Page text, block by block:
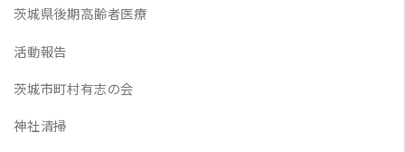
茨城県後期高齢者医療
活動報告
茨城市町村有志の会
神社清掃